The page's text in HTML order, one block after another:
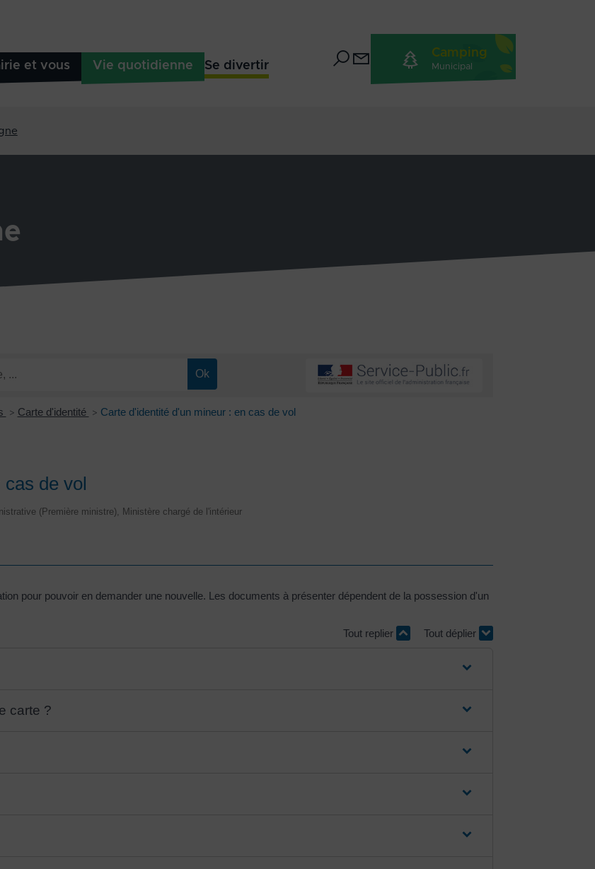
et vous Vie quotidienne Se divertir
Camping
Municipal
> Carte d'identité > Carte d'identité d'un mineur : en cas de vol
de vol
(Première ministre), Ministère chargé de l'intérieur
pour pouvoir en demander une nouvelle. Les documents à présenter dépendent de la possession d'un
Tout replier
Tout déplier
carte ?